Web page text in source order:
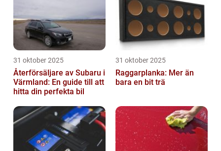
31 oktober 2025
Återförsäljare av Subaru i
Värmland: En guide till att
hitta din perfekta bil
31 oktober 2025
Raggarplanka: Mer än
bara en bit trä